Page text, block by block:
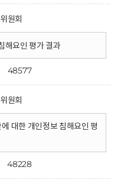
원회
해요인 평가 결과
48577
원회
대한 개인정보 침해요인 평
48228